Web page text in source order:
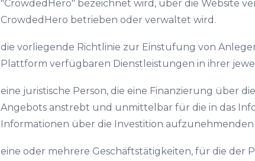
"CrowdedHero" bezeichnet wird, über die Website
CrowdedHero betrieben oder verwaltet wird.
die vorliegende Richtlinie zur Einstufung von
Plattform verfügbaren Dienstleistungen in ihrer
eine juristische Person, die eine Finanzierung über
Angebots anstrebt und unmittelbar für die in das
Informationen über die Investition
eine oder mehrere Geschäftstätigkeiten, für die der